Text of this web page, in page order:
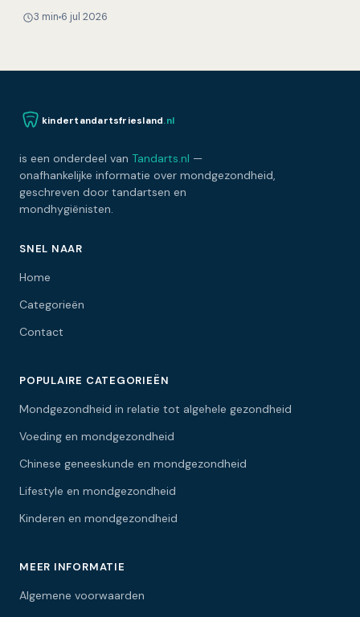
zijn…
3 min 6 jul 2026
kindertandartsfriesland.nl
is een onderdeel van Tandarts.nl —
onafhankelijke informatie over mondgezondheid,
geschreven door tandartsen en
mondhygiënisten.
SNEL NAAR
Home
Categorieën
Contact
POPULAIRE CATEGORIEËN
Mondgezondheid in relatie tot algehele gezondheid
Voeding en mondgezondheid
Chinese geneeskunde en mondgezondheid
Lifestyle en mondgezondheid
Kinderen en mondgezondheid
MEER INFORMATIE
Algemene voorwaarden